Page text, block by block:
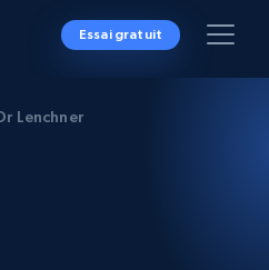
Essai gratuit
Lenchner